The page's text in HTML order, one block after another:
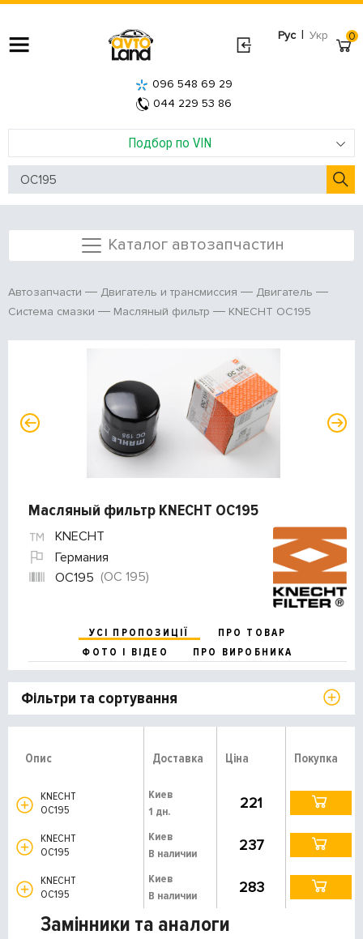
Рус | Укр
Подбор по VIN
096 548 69 29
044 229 53 86
0
Каталог автозапчастин
Автозапчасти Двигатель и трансмиссия
Двигатель
Система смазки
Масляный фильтр KNECHT OC195
Масляный фильтр KNECHT OC195
KNECHT
Германия
OC195 (OC 195)
УСІ ПРОПОЗИЦІЇ
ПРО ТОВАР
ФОТО І ВІДЕО
ПРО ВИРОБНИКА
Фільтри та сортування
Опис Доставка Ціна Покупка
KNECHT
OC195
Киев
1 дн.
221
KNECHT
OC195
Киев
В наличии
237
KNECHT
OC195
Киев
В наличии
283
Замінники та аналоги